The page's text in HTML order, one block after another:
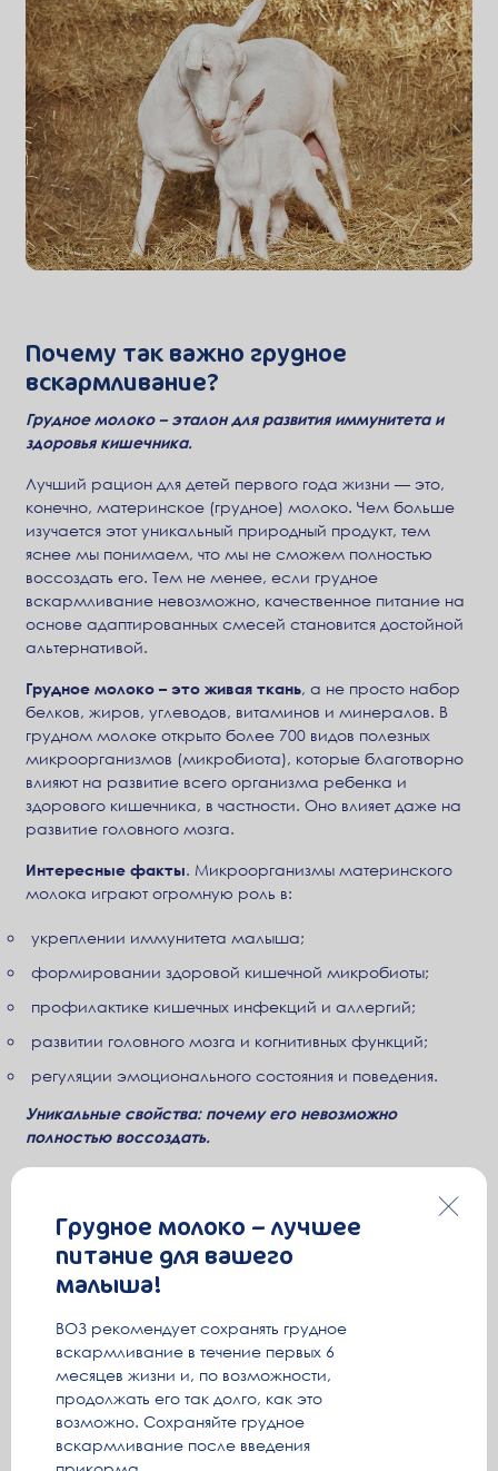
Почему так важно грудное
вскармливание?
Грудное молоко – эталон для развития иммунитета и
здоровья кишечника.
Лучший рацион для детей первого года жизни — это,
конечно, материнское (грудное) молоко. Чем больше
изучается этот уникальный природный продукт, тем
яснее мы понимаем, что мы не сможем полностью
воссоздать его. Тем не менее, если грудное
вскармливание невозможно, качественное питание на
основе адаптированных смесей становится достойной
альтернативой.
Грудное молоко – это живая ткань, а не просто набор
белков, жиров, углеводов, витаминов и минералов. В
грудном молоке открыто более 700 видов полезных
микроорганизмов (микробиота), которые благотворно
влияют на развитие всего организма ребенка и
здорового кишечника, в частности. Оно влияет даже на
развитие головного мозга.
Интересные факты. Микроорганизмы материнского
молока играют огромную роль в:
укреплении иммунитета малыша;
формировании здоровой кишечной микробиоты;
профилактике кишечных инфекций и аллергий;
развитии головного мозга и когнитивных функций;
регуляции эмоционального состояния и поведения.
Уникальные свойства: почему его невозможно
полностью воссоздать.
ежедневно, подстраиваясь под индивидуальные
потребности растущего ребенка. Чтобы скопировать
грудное молоко, было бы необходимо создавать новую
формулу смеси примерно для каждых следующих 2-х
невозможно. И тем не менее, ведущие производители
работают над тем, чтобы максимально приблизить
адаптированные продукты к грудному молоку.
Это необходимо по разным причинам:
Грудное молоко – лучшее
питание для вашего
малыша!
ВОЗ рекомендует сохранять грудное
вскармливание в течение первых 6
месяцев жизни и, по возможности,
продолжать его так долго, как это
возможно. Сохраняйте грудное
вскармливание после введения